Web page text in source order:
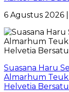
6 Agustus 2026
Suasana Haru
Almarhum
Helvetia